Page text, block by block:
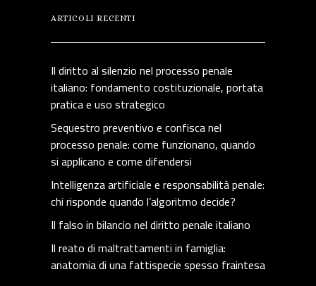
ARTICOLI RECENTI
Il diritto al silenzio nel processo penale
italiano: fondamento costituzionale, portata
pratica e uso strategico
Sequestro preventivo e confisca nel
processo penale: come funzionano, quando
si applicano e come difendersi
Intelligenza artificiale e responsabilità penale:
chi risponde quando l’algoritmo decide?
Il falso in bilancio nel diritto penale italiano
Il reato di maltrattamenti in famiglia:
anatomia di una fattispecie spesso fraintesa